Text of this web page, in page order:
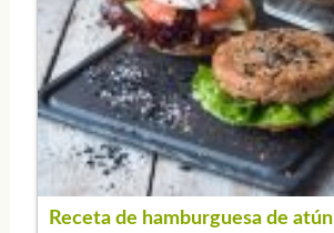
Receta de hamburguesa de atún